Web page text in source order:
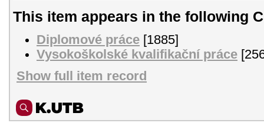
This item appears in the following
Diplomové práce [1885]
Vysokoškolské kvalifikační práce
Show full item record